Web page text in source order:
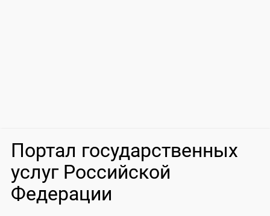
Портал государственных
услуг Российской
Федерации